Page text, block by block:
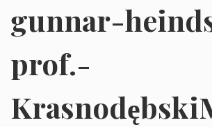
gunnar-
prof.-